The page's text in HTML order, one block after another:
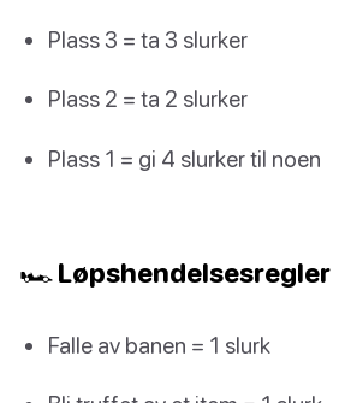
Plass 3 = ta 3 slurker
Plass 2 = ta 2 slurker
Plass 1 = gi 4 slurker til noen
🏎️ Løpshendelsesregler
Falle av banen = 1 slurk